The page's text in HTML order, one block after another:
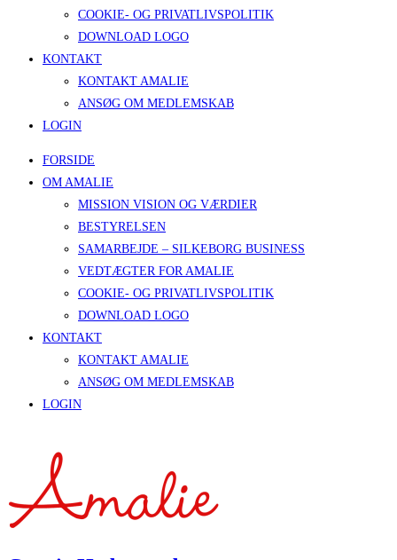
COOKIE- OG PRIVATLIVSPOLITIK
DOWNLOAD LOGO
KONTAKT
KONTAKT AMALIE
ANSØG OM MEDLEMSKAB
LOGIN
FORSIDE
OM AMALIE
MISSION VISION OG VÆRDIER
BESTYRELSEN
SAMARBEJDE – SILKEBORG BUSINESS
VEDTÆGTER FOR AMALIE
COOKIE- OG PRIVATLIVSPOLITIK
DOWNLOAD LOGO
KONTAKT
KONTAKT AMALIE
ANSØG OM MEDLEMSKAB
LOGIN